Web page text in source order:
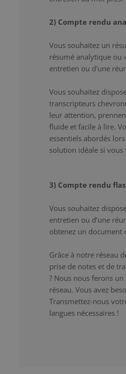
2) Compte rendu
Vous souhaitez un
résumé analytique ou
entretien ou d'une
Vous souhaitez
transcripteurs
leur attention,
fluide et facile à lire.
essentiels abordés
solution idéale si
3) Compte rendu
Vous souhaitez
entretien ou d’une
obtenez un document
Grâce à notre réseau
prise de notes et de
? Nous nous ferons
réseau. Vous avez
Transmettez-nous
langues nécessaires !